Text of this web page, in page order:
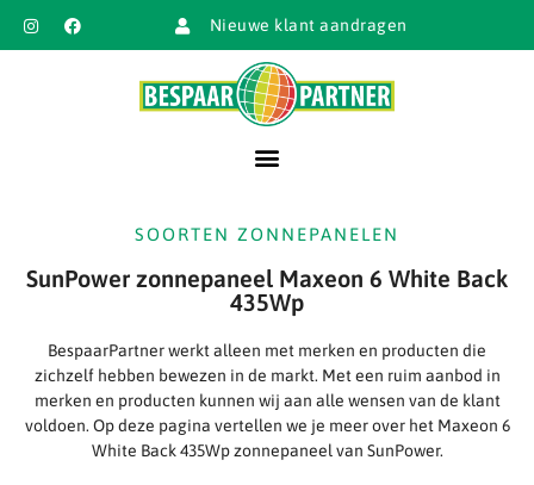
Nieuwe klant aandragen
SOORTEN ZONNEPANELEN
SunPower zonnepaneel Maxeon 6 White Back
435Wp
BespaarPartner werkt alleen met merken en producten die
zichzelf hebben bewezen in de markt. Met een ruim aanbod in
merken en producten kunnen wij aan alle wensen van de klant
voldoen. Op deze pagina vertellen we je meer over het Maxeon 6
White Back 435Wp zonnepaneel van SunPower.